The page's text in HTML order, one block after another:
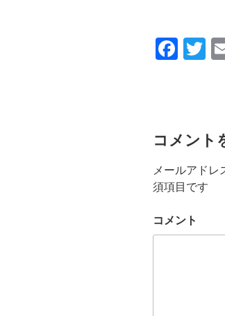
F
b
o
o
T
コメント
メールアドレ
須項目です
コメント